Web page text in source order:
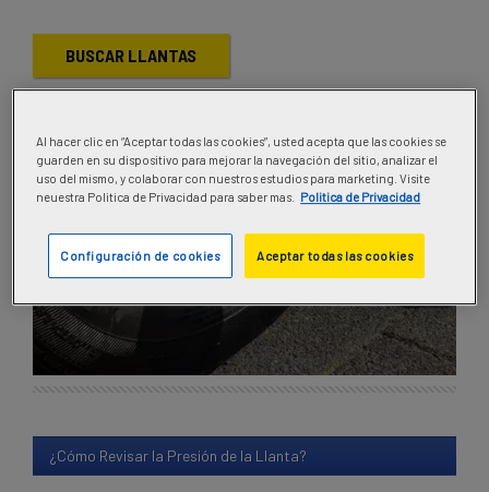
BUSCAR LLANTAS
¿Cómo Revisar la Presión de la Llanta?
Al hacer clic en “Aceptar todas las cookies”, usted acepta que las cookies se
guarden en su dispositivo para mejorar la navegación del sitio, analizar el
uso del mismo, y colaborar con nuestros estudios para marketing. Visite
neuestra Politica de Privacidad para saber mas.
Politica de Privacidad
Aceptar todas las cookies
Configuración de cookies